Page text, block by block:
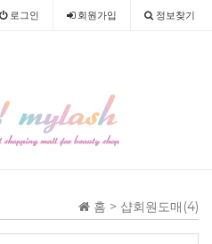
로그인 회원가입 정보찾기
홈 > 샵회원도매(4)